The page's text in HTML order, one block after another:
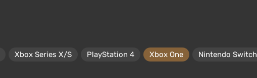
Xbox Series X/S PlayStation 4 Xbox One
Nintendo Switch